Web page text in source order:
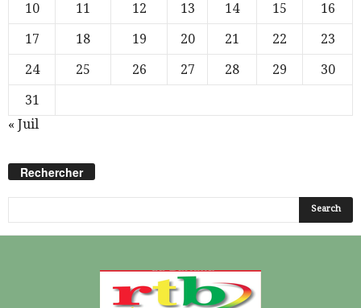
10
11 12 13 14 15
16
17
18 19 20 21 22
23
24
25 26 27 28 29
30
31
« Juil
Rechercher